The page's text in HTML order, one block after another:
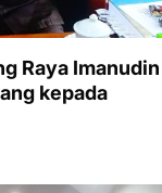
Raya Imanudin
kepada